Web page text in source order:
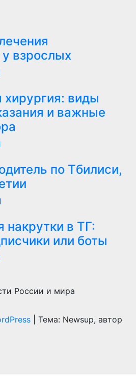
у взрослых
хирургия: виды
и важные
по Тбилиси,
накрутки в ТГ:
или боты
России и мира
Тема: Newsup, автор